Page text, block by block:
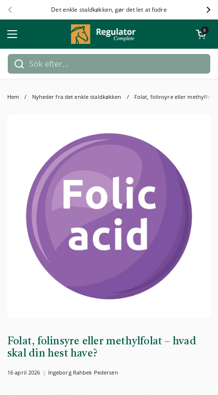
Föregående
Det enkle staldkøkken, gør det let at fodre
Öppna meny
Öppna
0
Hem / Nyheder fra det enkle staldkøkken / Folat, folinsyre eller
Folat, folinsyre eller methylfolat – hvad
skal din hest have?
16 april 2026 Ingeborg Rahbek Pedersen